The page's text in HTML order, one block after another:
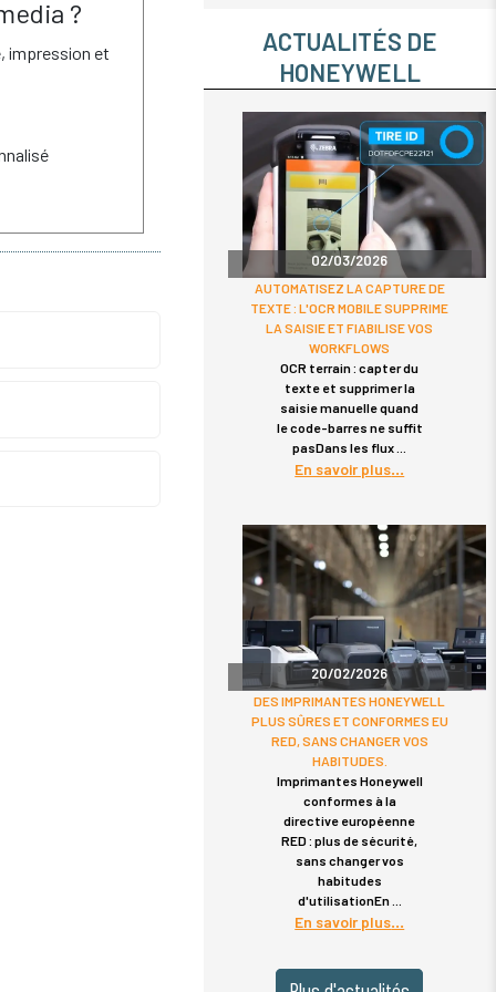
?
impression et
supercondensateurs. (...)
ACTUALITÉS DE
HONEYWELL
02/03/2026
AUTOMATISEZ LA CAPTURE DE
TEXTE : L'OCR MOBILE SUPPRIME
LA SAISIE ET FIABILISE VOS
WORKFLOWS
OCR terrain : capter du
texte et supprimer la
saisie manuelle quand
le code-barres ne suffit
pasDans les flux
En savoir plus
20/02/2026
DES IMPRIMANTES HONEYWELL
PLUS SÛRES ET CONFORMES EU
RED, SANS CHANGER VOS
HABITUDES.
Imprimantes Honeywell
conformes à la
directive européenne
RED : plus de sécurité,
sans changer vos
habitudes
d'utilisationEn
En savoir plus